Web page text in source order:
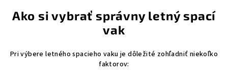
Ako si vybrať správny letný spací
vak
Pri výbere letného spacieho vaku je dôležité zohľadniť niekoľko
faktorov: